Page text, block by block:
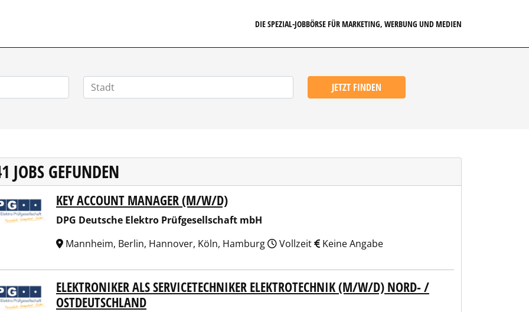
DIE SPEZIAL-JOBBÖRSE FÜR MARKETING, WERBUNG UND MEDIEN
JETZT FINDEN
JOBS GEFUNDEN
Deutsche Elektro Prüfgesellschaft mbH
KEY ACCOUNT MANAGER (M/W/D)
DPG Deutsche Elektro Prüfgesellschaft mbH
Mannheim, Berlin, Hannover, Köln, Hamburg
Vollzeit Keine Angabe
Deutsche Elektro Prüfgesellschaft mbH
ELEKTRONIKER ALS SERVICETECHNIKER ELEKTROTECHNIK (M/W/D) NORD- /
OSTDEUTSCHLAND